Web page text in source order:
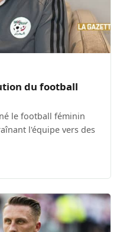
du football
le football féminin
l'équipe vers des